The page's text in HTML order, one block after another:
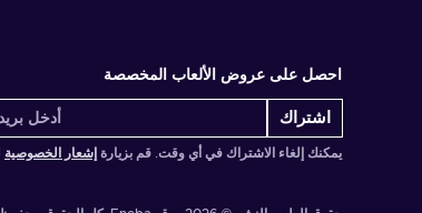
احصل على عروض الألعاب المخصصة
اشتراك
يمكنك إلغاء الاشتراك في أي وقت. قم بزيارة إشعار الخصوصية